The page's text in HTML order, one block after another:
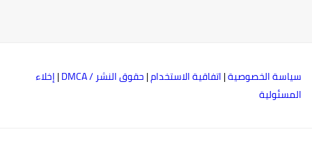
الخصوصية|اتفاقية الاستخدام|حقوق النشر / DMCA |إخلاء